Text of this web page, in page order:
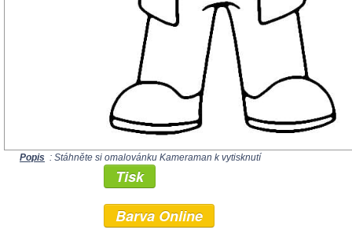
Popis : Stáhněte si omalovánku Kameraman k vytisknutí
Tisk
Barva Online